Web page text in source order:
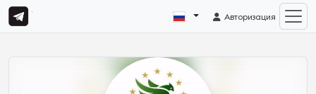
Авторизация